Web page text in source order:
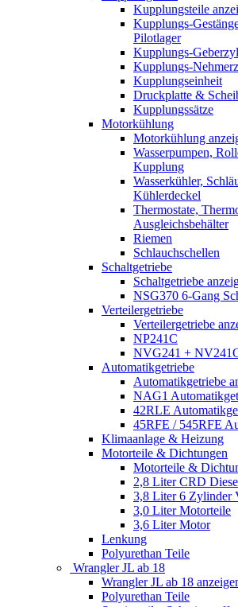
Kupplungsteile
Kupplungs-
Pilotlager
Kupplungs-
Kupplungs-
Kupplungseinheit
Druckplatte &
Kupplungssätze
Motorkühlung
Motorkühlung
Wasserpumpen,
Kupplung
Wasserkühler,
Kühlerdeckel
Thermostate,
Ausgleichsbehälter
Riemen
Schlauchschellen
Schaltgetriebe
Schaltgetriebe
NSG370 6-Gang
Verteilergetriebe
Verteilergetriebe
NP241C
NVG241 +
Automatikgetriebe
Automatikgetriebe
NAG1
42RLE
45RFE / 545RFE
Klimaanlage & Heizung
Motorteile & Dichtungen
Motorteile &
2,8 Liter CRD
3,8 Liter 6 Zylinder
3,0 Liter Motorteile
3,6 Liter Motor
Lenkung
Polyurethan Teile
Wrangler JL ab 18
Wrangler JL ab 18
Polyurethan Teile